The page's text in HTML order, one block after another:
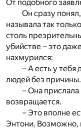
От подобного
Он сразу
называла так
столь
убийстве – это
нахмурился:
– А есть у тебя
людей без причины.
– Она
возвращается.
– Это вполне
Энтони. Возможно,